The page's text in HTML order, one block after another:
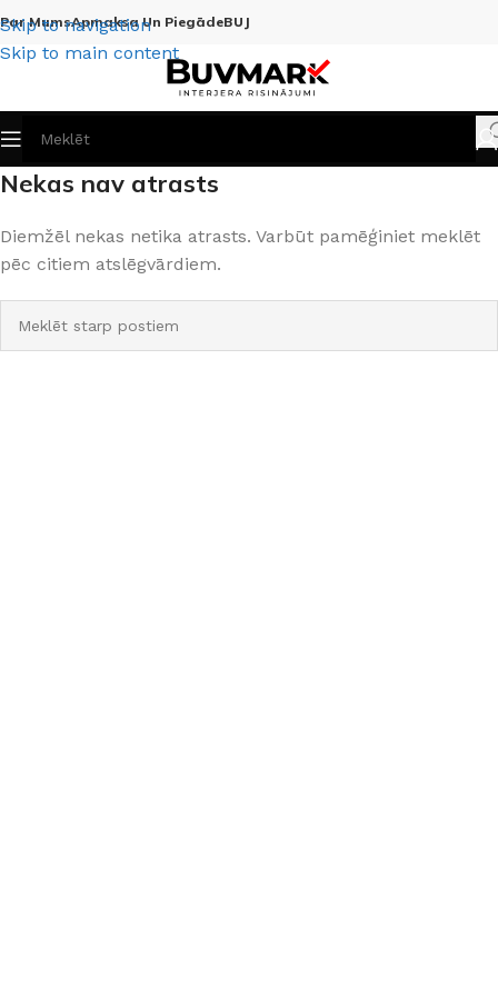
Skip to navigation
Skip to main content
Par MumsApmaksa Un PiegādeBUJ
Nekas nav atrasts
Diemžēl nekas netika atrasts. Varbūt pamēģiniet meklēt
pēc citiem atslēgvārdiem.